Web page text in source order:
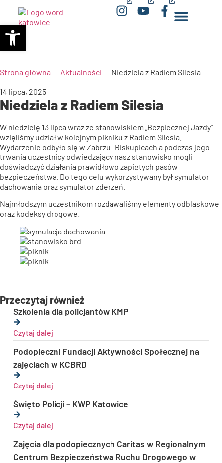
Otwórz pasek narzędzi
(opens(opens(opens
Strona główna Aktualności Niedziela z Radiem Silesia
14 lipca, 2025
Niedziela z Radiem Silesia
W niedzielę 13 lipca wraz ze stanowiskiem „Bezpiecznej Jazdy”
wzięliśmy udział w kolejnym pikniku z Radiem Silesia.
Wydarzenie odbyło się w Zabrzu- Biskupicach a podczas jego
trwania uczestnicy odwiedzający nasz stanowisko mogli
doświadczyć działania prawidłowo zapiętych pasów
bezpieczeństwa. Do tego celu wykorzystywany był symulator
dachowania oraz symulator zderzeń.
Najmłodszym uczestnikom rozdawaliśmy elementy odblaskowe
oraz kodeksy drogowe.
Przeczytaj również
Szkolenia dla policjantów KMP
Czytaj dalej
Podopieczni Fundacji Aktywności Społecznej na
zajęciach w KCBRD
Czytaj dalej
Święto Policji – KWP Katowice
Czytaj dalej
Zajęcia dla podopiecznych Caritas w Regionalnym
Centrum Bezpieczeństwa Ruchu Drogowego w